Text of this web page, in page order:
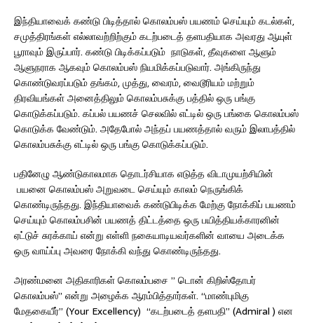
இந்தியாவைக் கண்டு பிடித்தால் கொலம்பஸ் பயணம் செய்யும் கடல்கள்,
சமுத்திரங்கள் எல்லாவற்றிற்கும் கடற்படைத் தளபதியாக அவரது ஆயுள்
பூராவும் இருப்பார். கண்டு பிடிக்கப்படும் நாடுகள், தீவுகளை ஆளும்
ஆளுநராக ஆகவும் கொலம்பஸ் நியமிக்கப்படுவார். அங்கிருந்து
கொண்டுவரப்படும் தங்கம், முத்து, வைரம், வைடூரியம் மற்றும்
திரவியங்கள் அனைத்திலும் கொலம்பசுக்கு பத்தில் ஒரு பங்கு
கொடுக்கப்படும். கப்பல் பயணச் செலவில் எட்டில் ஒரு பங்கை கொலம்பஸ்
கொடுக்க வேண்டும். அதேபோல் அந்தப் பயணத்தால் வரும் இலாபத்தில்
கொலம்பசுக்கு எட்டில் ஒரு பங்கு கொடுக்கப்படும்.
பதினேழு ஆண்டுகாலமாக தொடர்சியாக எடுத்த விடாமுயற்சியின்
பயனை கொலம்பஸ் அறுவடை செய்யும் காலம் நெருங்கிக்
கொண்டிருந்தது. இந்தியாவைக் கண்டுபிடிக்க மேற்கு நோக்கிப் பயணம்
செய்யும் கொலம்பசின் பயணத் திட்டத்தை ஒரு பயித்தியக்காரனின்
ஏட்டுச் சுரக்காய் என்று எள்ளி நகையாடியவர்களின் வாயை அடைக்க
ஒரு வாய்ப்பு அவரை நோக்கி வந்து கொண்டிருந்தது.
அரண்மனை அதிகாரிகள் கொலம்பசை ” டொன் கிறிஸ்தோபர்
கொலம்பஸ்” என்று அழைக்க ஆரம்பித்தார்கள். “மாண்புமிகு
மேதகையீர்” (Your Excellency) “கடற்படைத் தளபதி” (Admiral ) என